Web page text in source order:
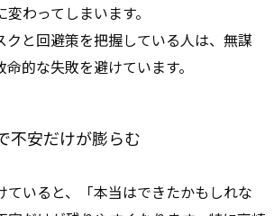
わってしまいます。
クと回避策を把握している人は、無謀
的な失敗を避けています。
不安だけが膨らむ
ていると、「本当はできたかもしれな